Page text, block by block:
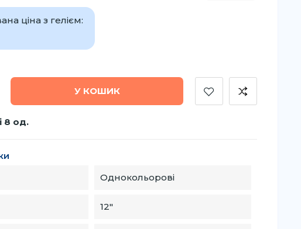
ціна з гелієм:
У КОШИК
8 од.
Однокольорові
12″